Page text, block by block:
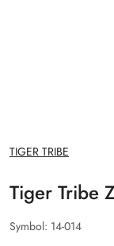
NAZWA
PRODUCENTA:
TIGER TRIBE
Tiger Tribe
Symbol: 14-014